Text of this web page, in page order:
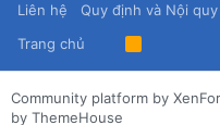
Liên hệ
Quy định và Nội quy
Trang chủ
R
S
Community platform by
by ThemeHouse